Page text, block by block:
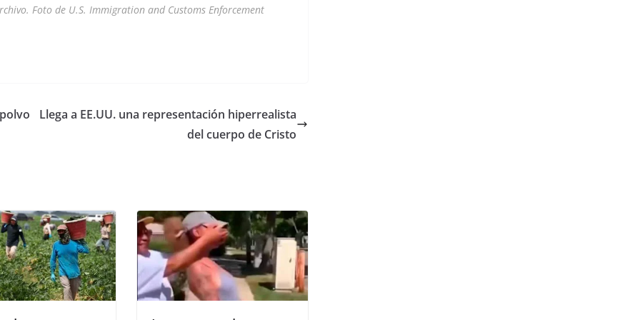
Foto de U.S. Immigration and Customs Enforcement
Llega a EE.UU. una representación hiperrealista
del cuerpo de Cristo